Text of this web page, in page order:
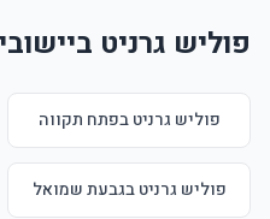
פוליש גרניט
פוליש גרניט בפתח תקווה
פוליש גרניט בגבעת שמואל